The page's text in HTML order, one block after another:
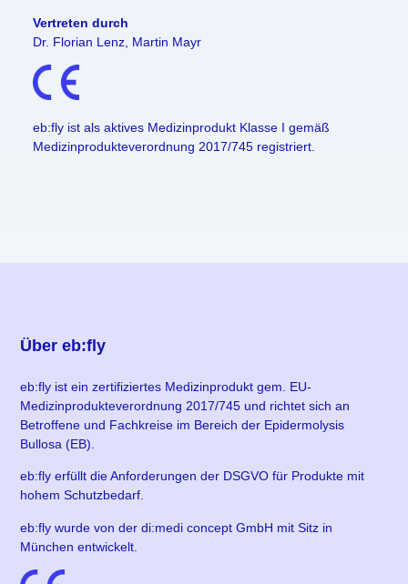
Vertreten durch
Dr. Florian Lenz, Martin Mayr
eb:fly ist als aktives Medizinprodukt Klasse I gemäß
Medizinprodukteverordnung 2017/745 registriert.
Über eb:fly
eb:fly ist ein zertifiziertes Medizinprodukt gem. EU-
Medizinprodukteverordnung 2017/745 und richtet sich an
Betroffene und Fachkreise im Bereich der Epidermolysis
Bullosa (EB).
eb:fly erfüllt die Anforderungen der DSGVO für Produkte mit
hohem Schutzbedarf.
eb:fly wurde von der di:medi concept GmbH mit Sitz in
München entwickelt.